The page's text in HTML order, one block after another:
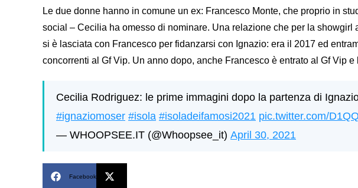
Le due donne hanno in comune un ex: Francesco Monte, che proprio in
social – Cecilia ha omesso di nominare. Una relazione che per la showgirl
si è lasciata con Francesco per fidanzarsi con Ignazio: era il 2017 ed
concorrenti al Gf Vip. Un anno dopo, anche Francesco è entrato al Gf Vip
Cecilia Rodriguez: le prime immagini dopo la partenza di
#ignaziomoser #isola #isoladeifamosi2021 pic.twitter.com/
— WHOOPSEE.IT (@Whoopsee_it) April 30, 2021
Facebook